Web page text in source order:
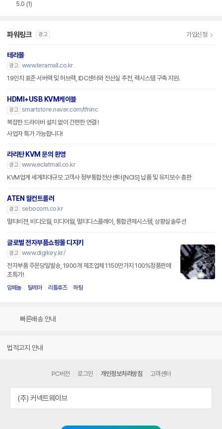
5.0 (1)
파워링크 광고 가입신청
테라몰
광고 www.teramall.co.kr
19인치 표준 서버랙 및 허브랙, IDC센터와 전산실 추천, 랙시스템 구축 지원.
HDMI+USB KVM케이블
광고 smartstore.naver.com/tfninc
복잡한 드라이버 설치 없이 간편한 연결 !
사업자 특가 가능합니다!
라리탄 KVM 문의 환영
광고 www.eclatmall.co.kr
KVM업계 세계최대규모 고객사 정부통합전산센터[NCIS] 납품 및 유지보수 총판
ATEN 월컨트롤러
광고 sebocom.co.kr
멀티비젼, 비디오월, 미디어월, 멀티디스플레이, 통합관제시스템, 상황실솔루션
글로벌 전자부품쇼핑몰 디지키
광고 www.digikey.kr/
전자부품 주문당일발송, 1900개 제조업체 1150만가지 100%정품판매
초특가!
암페놀 탈레마 리틀휴즈 하팅
빠른배송 안내
법적고지 안내
PC버전 로그인 개인정보처리방침 고객센터
(주) 커넥트웨이브